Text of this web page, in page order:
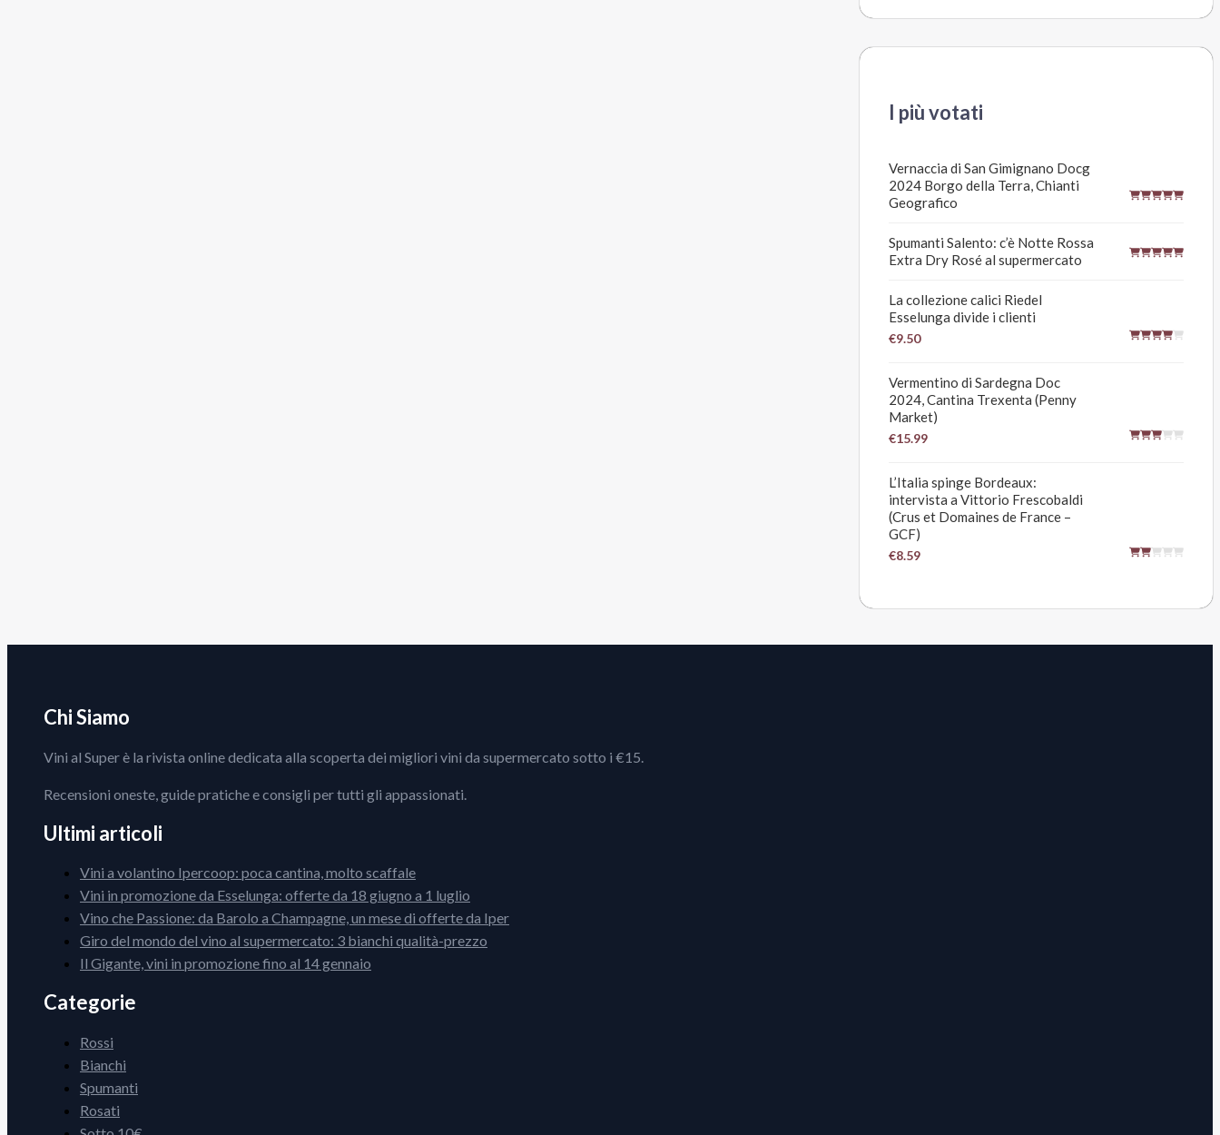
I più votati
Vernaccia di San Gimignano Docg
2024 Borgo della Terra, Chianti
Geografico
Spumanti Salento: c’è Notte Rossa
Extra Dry Rosé al supermercato
La collezione calici Riedel
Esselunga divide i clienti
€9.50
Vermentino di Sardegna Doc
2024, Cantina Trexenta (Penny
Market)
€15.99
L’Italia spinge Bordeaux:
intervista a Vittorio Frescobaldi
(Crus et Domaines de France –
GCF)
€8.59
Chi Siamo
Vini al Super è la rivista online dedicata alla scoperta dei migliori vini da supermercato sotto i €15.
Recensioni oneste, guide pratiche e consigli per tutti gli appassionati.
Ultimi articoli
Vini a volantino Ipercoop: poca cantina, molto scaffale
Vini in promozione da Esselunga: offerte da 18 giugno a 1 luglio
Vino che Passione: da Barolo a Champagne, un mese di offerte da Iper
Giro del mondo del vino al supermercato: 3 bianchi qualità-prezzo
Il Gigante, vini in promozione fino al 14 gennaio
Categorie
Rossi
Bianchi
Spumanti
Rosati